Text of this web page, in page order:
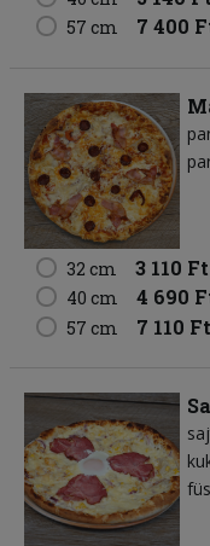
57 cm 7 400
32 cm 3 110 Ft
40 cm 4 690
57 cm 7 110 Ft